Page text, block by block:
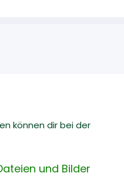
können dir bei der
und Bilder